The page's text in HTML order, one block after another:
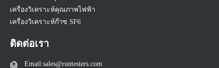
เครื่องวิเคราะห์คุณภาพไฟฟ้า
เครื่องวิเคราะห์ก๊าซ SF6
ติดต่อเรา
Email:sales@runtesters.com